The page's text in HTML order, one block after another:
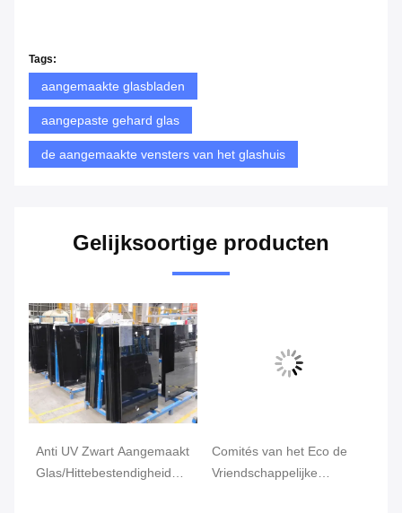
Tags:
aangemaakte glasbladen
aangepaste gehard glas
de aangemaakte vensters van het glashuis
Gelijksoortige producten
Anti UV Zwart Aangemaakt
Glas/Hittebestendigheid
Comités van het Eco de
Vriendschappelijke